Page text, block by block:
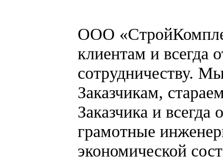
ООО
клиентам и всегда
сотрудничеству.
Заказчикам,
Заказчика и всегда
грамотные
экономической